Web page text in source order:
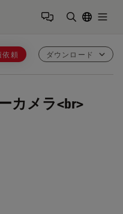
依頼 ダウンロード
カメラ<br>